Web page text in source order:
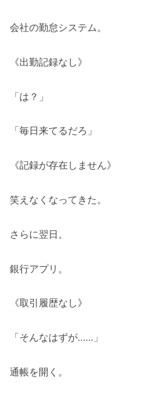
会社の勤怠システム。
《出勤記録なし》
「は？」
「毎日来てるだろ」
《記録が存在しません》
笑えなくなってきた。
さらに翌日。
銀行アプリ。
《取引履歴なし》
「そんなはずが……」
通帳を開く。